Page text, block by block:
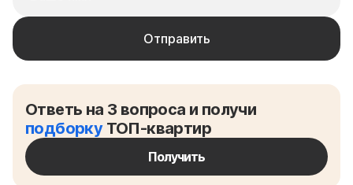
Ответь на 3 вопроса и получи
подборкуТОП-квартир
Получить